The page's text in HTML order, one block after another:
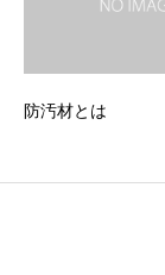
防汚材とは